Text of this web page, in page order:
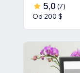
5,0 (7)
Od 200 $